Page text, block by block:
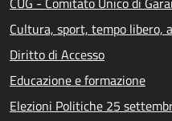
Cultura, sport, tempo libero,
Diritto di Accesso
Educazione e formazione
Elezioni Politiche 25